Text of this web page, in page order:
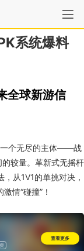
系统爆料
全球新游信
一个无尽的主体——战
较量。革新式无摇杆
，从1V1的单挑对决，
情“碰撞”！
查看更多